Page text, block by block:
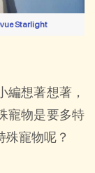
Starlight
想著想著，
寵物是要多特
寵物呢？